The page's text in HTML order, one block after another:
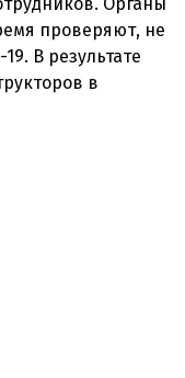
проверяют, не
В результате
в